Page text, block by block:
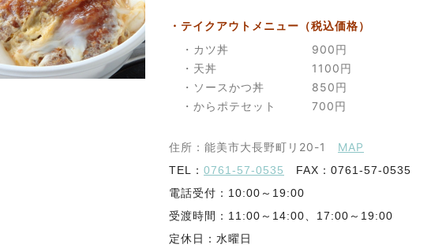
・テイクアウトメニュー（税込価格）
・カツ丼
900円
・天丼
1100円
・ソースかつ丼
850円
・からポテセット
700円
住所：能美市大長野町リ20-1 MAP
TEL： 0761-57-0535
FAX：0761-57-0535
電話受付：10:00～19:00
受渡時間：11:00～14:00、17:00～19:00
定休日：水曜日